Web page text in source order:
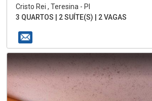
Cristo Rei , Teresina - PI
3 QUARTOS | 2 SUÍTE(S) | 2 VAGAS